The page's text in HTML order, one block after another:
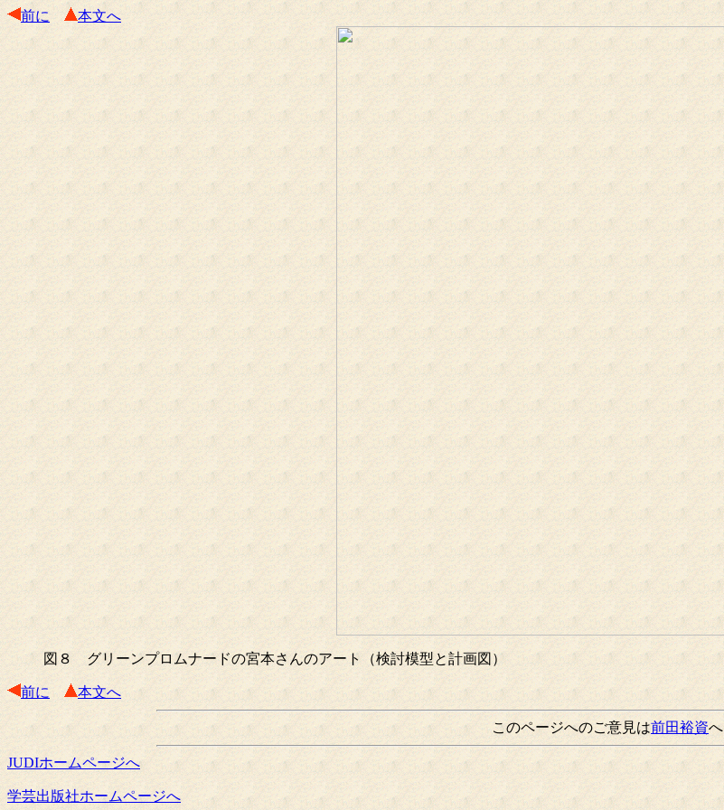
前に 本文へ
図８ グリーンプロムナードの宮本さんのアート（検討模型と計画図）
前に 本文へ
このページへのご意見は前田裕資へ
JUDIホームページへ
学芸出版社ホームページへ